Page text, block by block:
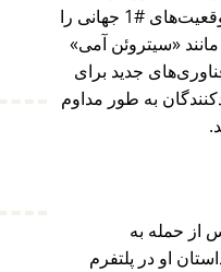
داشت و برای بیش از ۷ سال موقعیت‌های #1 جهانی را
سیتروئن آمی
جدید برای
به طور مداوم
حمله به خانه‌اش در اوترخت هلند در سال ۲۰۱۹ که پس از حمله به
داستان او در پلتفرم